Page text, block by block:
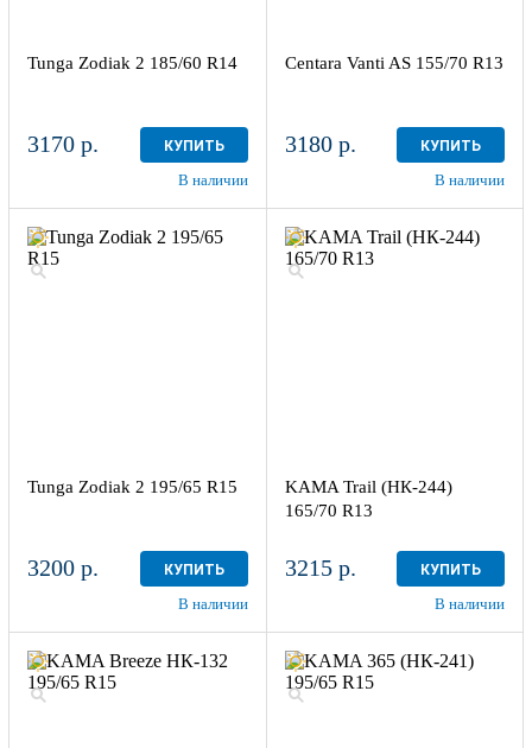
Tunga Zodiak 2 185/60 R14
3170 р. КУПИТЬ
В наличии
Centara Vanti AS 155/70 R13
3180 р. КУПИТЬ
В наличии
Tunga Zodiak 2 195/65 R15
3200 р. КУПИТЬ
В наличии
KAMA Trail (НК-244)
165/70 R13
3215 р. КУПИТЬ
В наличии